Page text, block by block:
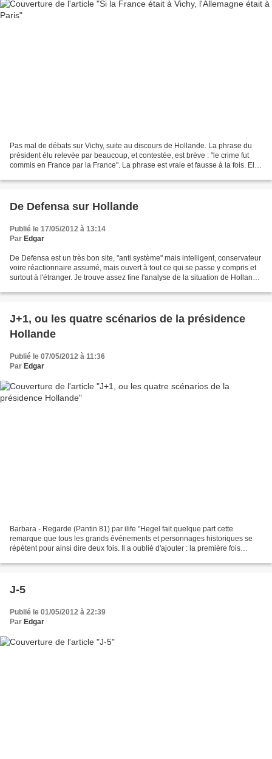
Pas mal de débats sur Vichy, suite au discours de Hollande. La phrase du
président élu relevée par beaucoup, et contestée, est brève : "le crime fut
commis en France par la France". La phrase est vraie et fausse à la fois. Elle
De Defensa sur Hollande
Publié le 17/05/2012 à 13:14
Par Edgar
De Defensa est un très bon site, "anti système" mais intelligent, conservateur
voire réactionnaire assumé, mais ouvert à tout ce qui se passe y compris et
surtout à l'étranger. Je trouve assez fine l'analyse de la situation de Hollande
J+1, ou les quatre scénarios de la présidence
Hollande
Publié le 07/05/2012 à 11:36
Par Edgar
Barbara - Regarde (Pantin 81) par ilife "Hegel fait quelque part cette
remarque que tous les grands événements et personnages historiques se
répètent pour ainsi dire deux fois. Il a oublié d'ajouter : la première fois
J-5
Publié le 01/05/2012 à 22:39
Par Edgar